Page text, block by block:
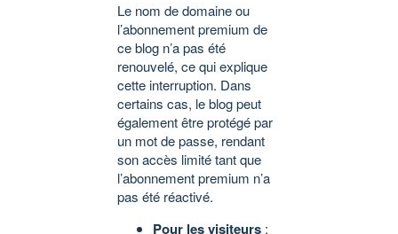
Le nom de domaine ou
l’abonnement premium de
ce blog n’a pas été
renouvelé, ce qui explique
cette interruption. Dans
certains cas, le blog peut
également être protégé par
un mot de passe, rendant
son accès limité tant que
l’abonnement premium n’a
pas été réactivé.
Pour les visiteurs :